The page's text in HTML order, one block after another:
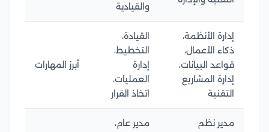
والقيادية
إدارة الأنظمة،
ذكاء الأعمال،
قواعد البيانات،
إدارة المشاريع
التقنية
القيادة،
التخطيط،
إدارة
العمليات،
اتخاذ القرار
أبرز المهارات
مدير نظم
مدير عام،